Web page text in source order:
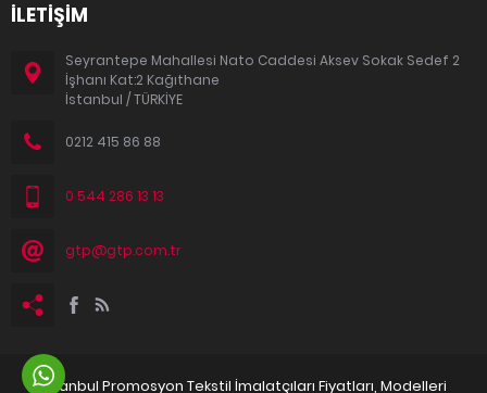
İLETİŞİM
Seyrantepe Mahallesi Nato Caddesi Aksev Sokak Sedef 2
İşhanı Kat:2 Kağıthane
İstanbul / TÜRKİYE
0212 415 86 88
0 544 286 13 13
gtp@gtp.com.tr
İstanbul Promosyon Tekstil İmalatçıları Fiyatları, Modelleri